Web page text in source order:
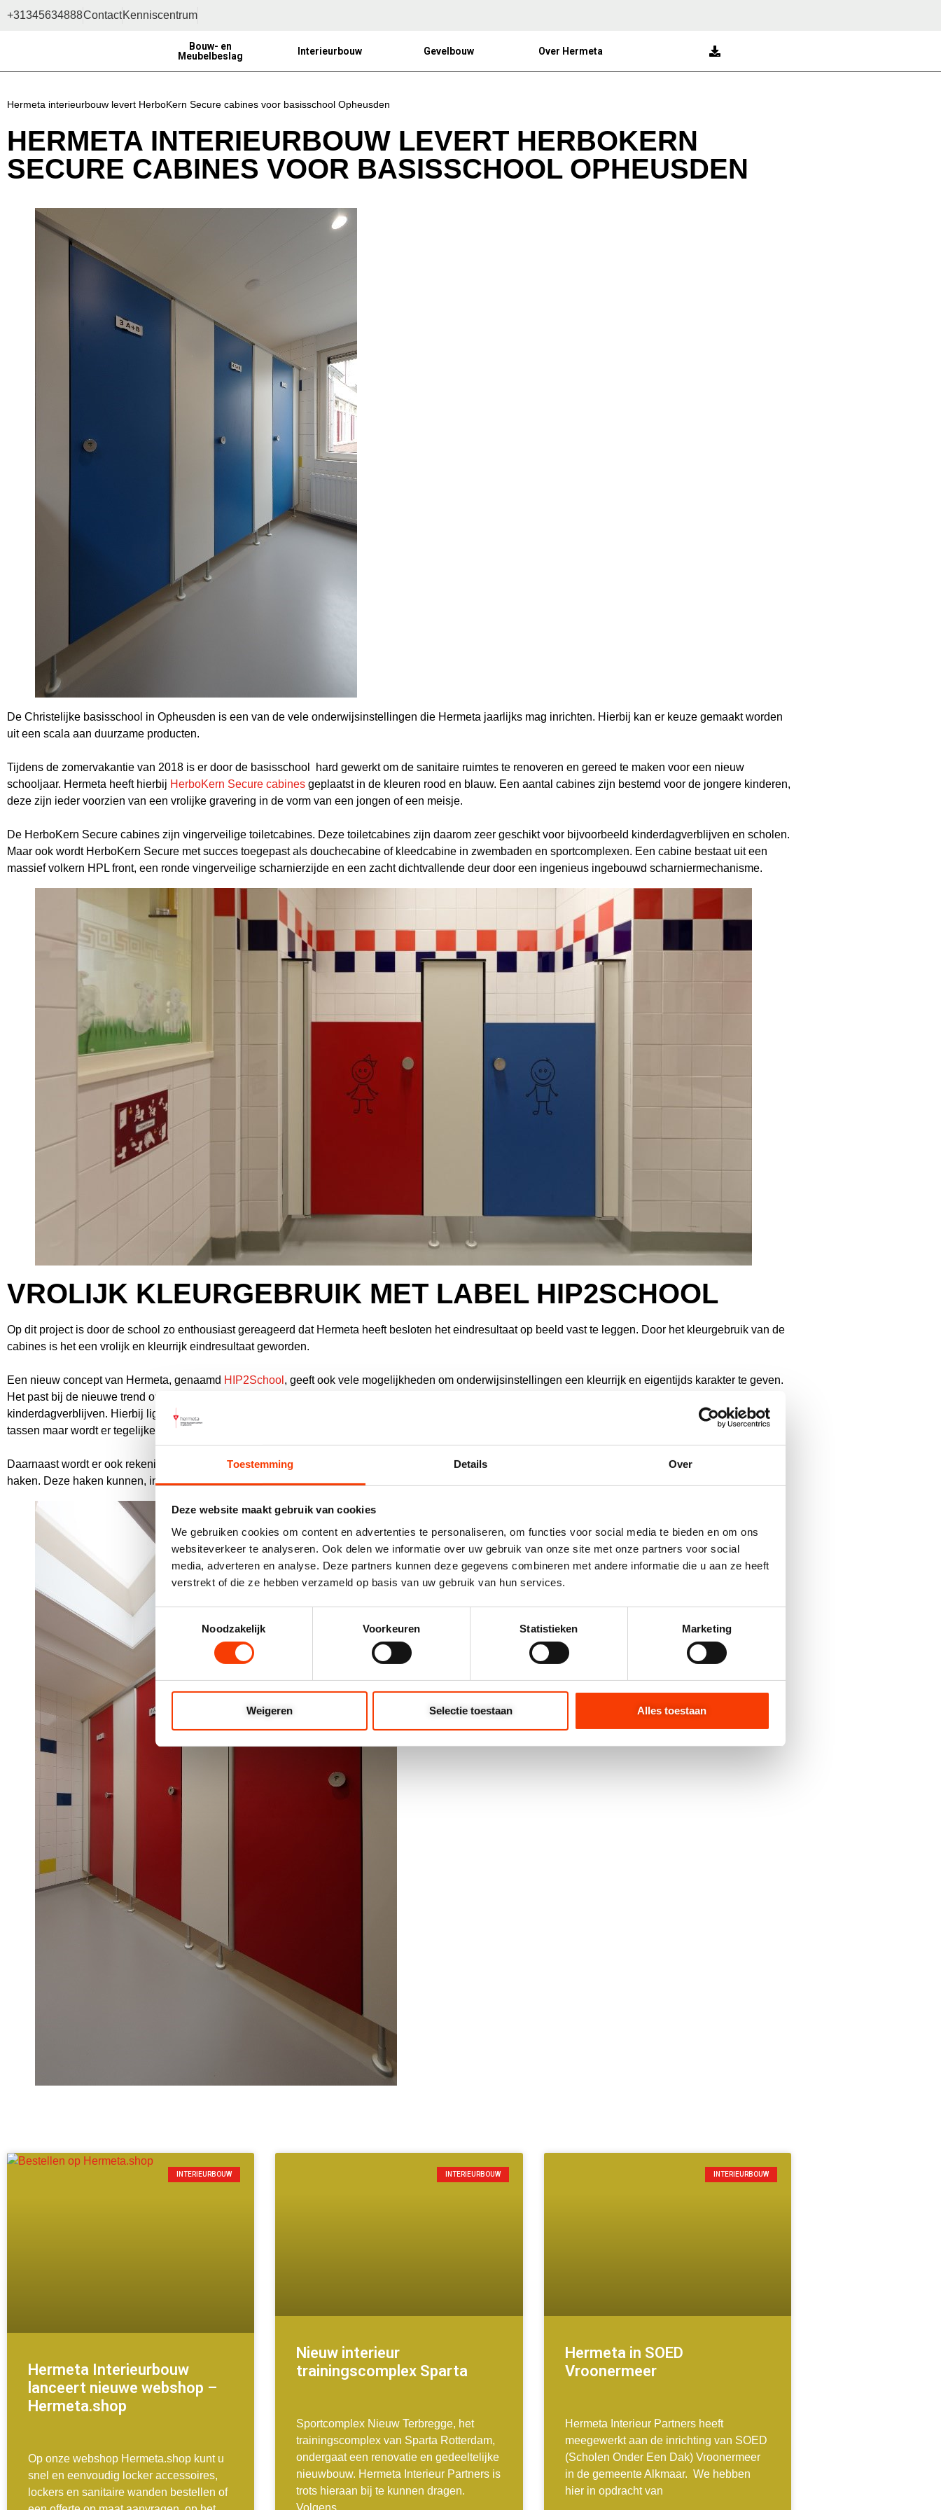
Toestemming Details Over
Deze website maakt gebruik van cookies
We gebruiken cookies om content en advertenties te personaliseren, om functies voor social media te bieden en om ons
websiteverkeer te analyseren. Ook delen we informatie over uw gebruik van onze site met onze partners voor social
media, adverteren en analyse. Deze partners kunnen deze gegevens combineren met andere informatie die u aan ze heeft
verstrekt of die ze hebben verzameld op basis van uw gebruik van hun services.
Noodzakelijk
Voorkeuren Statistieken Marketing
Weigeren Selectie toestaan Alles toestaan
+31345634888ContactKenniscentrum
Bouw- en
Meubelbeslag
Interieurbouw Gevelbouw Over Hermeta
Hermeta interieurbouw levert HerboKern Secure cabines voor basisschool Opheusden
HERMETA INTERIEURBOUW LEVERT HERBOKERN
SECURE CABINES VOOR BASISSCHOOL OPHEUSDEN
De Christelijke basisschool in Opheusden is een van de vele onderwijsinstellingen die Hermeta jaarlijks mag inrichten. Hierbij kan er keuze gemaakt worden
uit een scala aan duurzame producten.
Tijdens de zomervakantie van 2018 is er door de basisschool hard gewerkt om de sanitaire ruimtes te renoveren en gereed te maken voor een nieuw
schooljaar. Hermeta heeft hierbij HerboKern Secure cabines geplaatst in de kleuren rood en blauw. Een aantal cabines zijn bestemd voor de jongere kinderen,
deze zijn ieder voorzien van een vrolijke gravering in de vorm van een jongen of een meisje.
De HerboKern Secure cabines zijn vingerveilige toiletcabines. Deze toiletcabines zijn daarom zeer geschikt voor bijvoorbeeld kinderdagverblijven en scholen.
Maar ook wordt HerboKern Secure met succes toegepast als douchecabine of kleedcabine in zwembaden en sportcomplexen. Een cabine bestaat uit een
massief volkern HPL front, een ronde vingerveilige scharnierzijde en een zacht dichtvallende deur door een ingenieus ingebouwd scharniermechanisme.
VROLIJK KLEURGEBRUIK MET LABEL HIP2SCHOOL
Op dit project is door de school zo enthousiast gereageerd dat Hermeta heeft besloten het eindresultaat op beeld vast te leggen. Door het kleurgebruik van de
cabines is het een vrolijk en kleurrijk eindresultaat geworden.
Een nieuw concept van Hermeta, genaamd HIP2School , geeft ook vele mogelijkheden om onderwijsinstellingen een kleurrijk en eigentijds karakter te geven.
Het past bij de nieuwe trend om scholen een fris, eigentijds en opgeruimd uiterlijk te geven. Het concept is speciaal ontwikkeld voor het basisonderwijs en
kinderdagverblijven. Hierbij ligt er een grote focus op het creëren van opbergruimte. Zo is er meer dan voldoende ruimte voor het opbergen van jassen en
tassen maar wordt er tegelijkertijd rekening gehouden met inrichting en design.
Daarnaast wordt er ook rekening gehouden met duurzaamheid, zo worden
projecten voorzien van Gardelux duurzame garderobesystemen en
haken. Deze haken kunnen, indien gewenst, tot wel 75% uit gerecycled aluminium bestaan.
INTERIEURBOUW
Hermeta Interieurbouw
lanceert nieuwe webshop –
Hermeta.shop
Op onze webshop Hermeta.shop kunt u
snel en eenvoudig locker accessoires,
lockers en sanitaire wanden bestellen of
INTERIEURBOUW
Nieuw interieur
trainingscomplex Sparta
Sportcomplex Nieuw Terbregge, het
trainingscomplex van Sparta Rotterdam,
ondergaat een renovatie en gedeeltelijke
nieuwbouw. Hermeta Interieur Partners is
trots hieraan bij te kunnen dragen.
INTERIEURBOUW
Hermeta in SOED
Vroonermeer
Hermeta Interieur Partners heeft
meegewerkt aan de inrichting van SOED
(Scholen Onder Een Dak) Vroonermeer
in de gemeente Alkmaar. We hebben
hier in opdracht van